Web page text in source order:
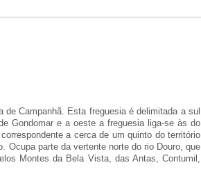
Campanhã. Esta freguesia é delimitada a sul
Gondomar e a oeste a freguesia liga-se às do
a cerca de um quinto do território
Ocupa parte da vertente norte do rio Douro, que
Montes da Bela Vista, das Antas, Contumil,